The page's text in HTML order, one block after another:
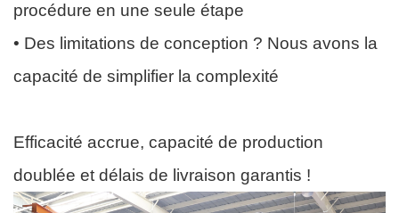
procédure en une seule étape
• Des limitations de conception ? Nous avons la
capacité de simplifier la complexité
Efficacité accrue, capacité de production
doublée et délais de livraison garantis !